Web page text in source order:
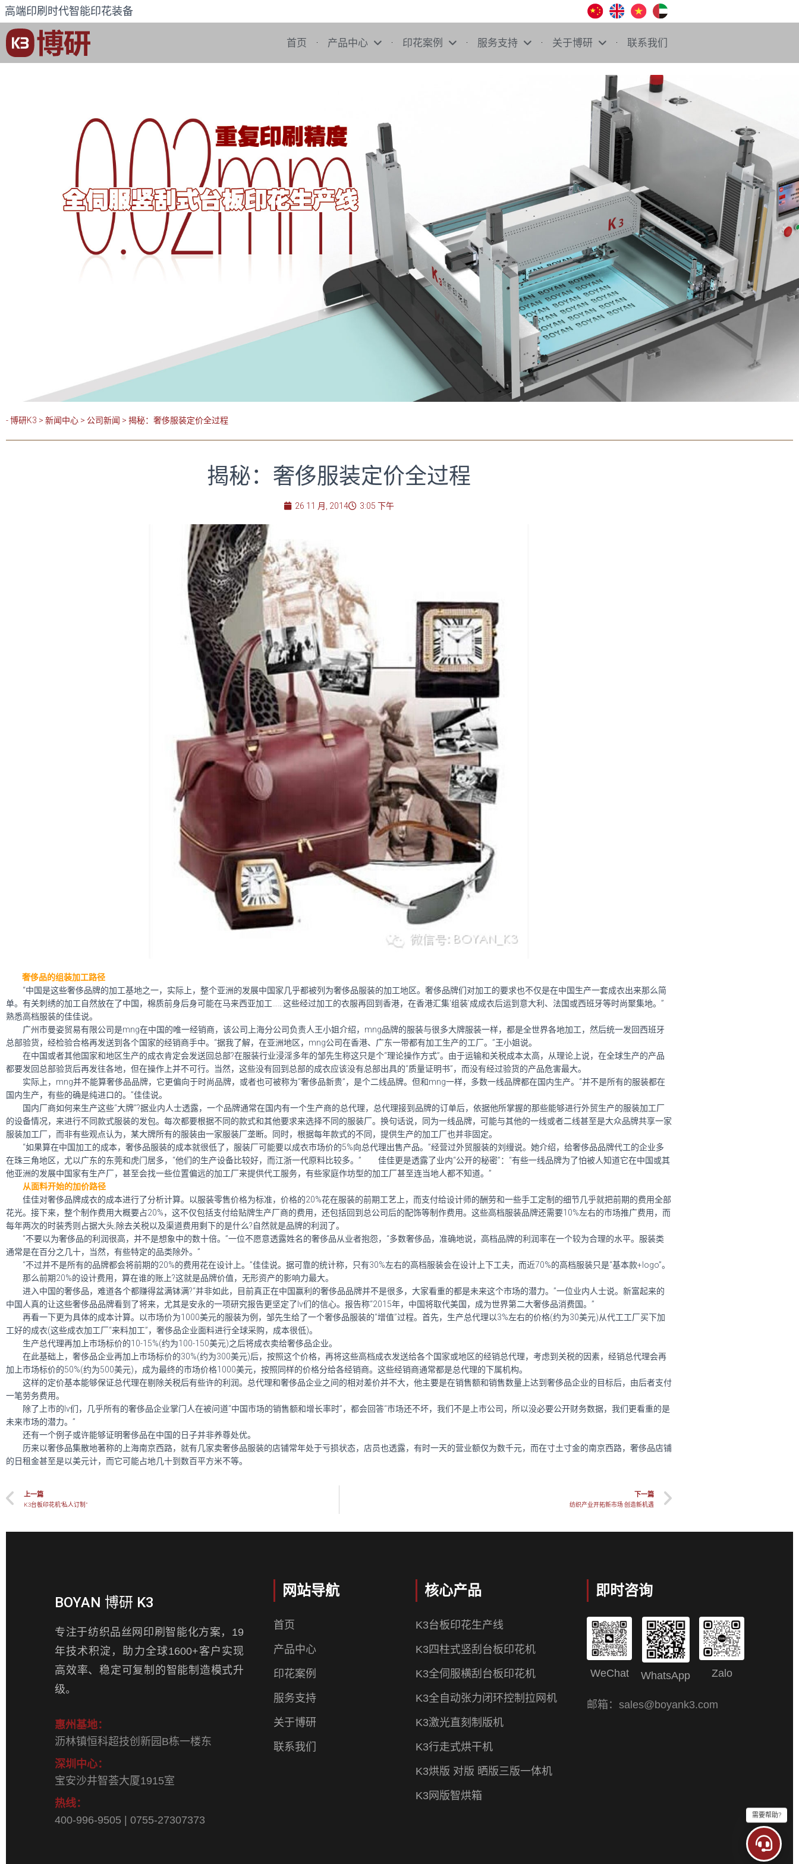
高端印刷时代智能印花装备
首页 产品中心 印花案例 服务支持 关于博研 联系我们
需要帮助?
- 博研K3 > 新闻中心 > 公司新闻 > 揭秘：奢侈服装定价全过程
揭秘：奢侈服装定价全过程
26 11 月, 2014 3:05 下午
奢侈品的组装加工路径
“中国是这些奢侈品牌的加工基地之一，实际上，整个亚洲的发展中国家几乎都被列为奢侈品服装的加工地区。奢侈品牌们对加工的要求也不仅是在中国生产一套成衣出来那么简
单。有关刺绣的加工自然放在了中国，棉质前身后身可能在马来西亚加工……这些经过加工的衣服再回到香港，在香港汇集‘组装’成成衣后运到意大利、法国或西班牙等时尚聚集地。”
熟悉高档服装的佳佳说。
广州市曼姿贸易有限公司是mng在中国的唯一经销商，该公司上海分公司负责人王小姐介绍，mng品牌的服装与很多大牌服装一样，都是全世界各地加工，然后统一发回西班牙
总部验货，经检验合格再发送到各个国家的经销商手中。“据我了解，在亚洲地区，mng公司在香港、广东一带都有加工生产的工厂。”王小姐说。
在中国或者其他国家和地区生产的成衣肯定会发送回总部?在服装行业浸淫多年的邹先生称这只是个“理论操作方式”。由于运输和关税成本太高，从理论上说，在全球生产的产品
都要发回总部验货后再发往各地，但在操作上并不可行。当然，这些没有回到总部的成衣应该没有总部出具的“质量证明书”，而没有经过验货的产品危害最大。
实际上，mng并不能算奢侈品品牌，它更偏向于时尚品牌，或者也可被称为“奢侈品新贵”，是个二线品牌。但和mng一样，多数一线品牌都在国内生产。“并不是所有的服装都在
国内生产，有些的确是纯进口的。”佳佳说。
国内厂商如何来生产这些“大牌”?据业内人士透露，一个品牌通常在国内有一个生产商的总代理，总代理接到品牌的订单后，依据他所掌握的那些能够进行外贸生产的服装加工厂
的设备情况，来进行不同款式服装的发包。每次都要根据不同的款式和其他要求来选择不同的服装厂。换句话说，同为一线品牌，可能与其他的一线或者二线甚至是大众品牌共享一家
服装加工厂，而非有些观点认为，某大牌所有的服装由一家服装厂垄断。同时，根据每年款式的不同，提供生产的加工厂也并非固定。
“如果算在中国加工的成本，奢侈品服装的成本就很低了，服装厂可能要以成衣市场价的5%向总代理出售产品。”经营过外贸服装的刘缦说。她介绍，给奢侈品品牌代工的企业多
在珠三角地区，尤以广东的东莞和虎门居多，“他们的生产设备比较好，而江浙一代原料比较多。” 佳佳更是透露了业内“公开的秘密”：“有些一线品牌为了怕被人知道它在中国或其
他亚洲的发展中国家有生产厂，甚至会找一些位置偏远的加工厂来提供代工服务，有些家庭作坊型的加工厂甚至连当地人都不知道。”
从面料开始的加价路径
佳佳对奢侈品牌成衣的成本进行了分析计算。以服装零售价格为标准，价格的20%花在服装的前期工艺上，而支付给设计师的酬劳和一些手工定制的细节几乎就把前期的费用全部
花光。接下来，整个制作费用大概要占20%，这不仅包括支付给贴牌生产厂商的费用，还包括回到总公司后的配饰等制作费用。这些高档服装品牌还需要10%左右的市场推广费用，而
每年两次的时装秀则占据大头;除去关税以及渠道费用剩下的是什么?自然就是品牌的利润了。
“不要以为奢侈品的利润很高，并不是想象中的数十倍。”一位不愿意透露姓名的奢侈品从业者抱怨，“多数奢侈品，准确地说，高档品牌的利润率在一个较为合理的水平。服装类
通常是在百分之几十，当然，有些特定的品类除外。”
“不过并不是所有的品牌都会将前期的20%的费用花在设计上。”佳佳说。据可靠的统计称，只有30%左右的高档服装会在设计上下工夫，而近70%的高档服装只是“基本款+logo”。
那么前期20%的设计费用，算在谁的账上?这就是品牌价值，无形资产的影响力最大。
进入中国的奢侈品，难道各个都赚得盆满钵满?“并非如此，目前真正在中国赢利的奢侈品品牌并不是很多，大家看重的都是未来这个市场的潜力。”一位业内人士说。新富起来的
中国人真的让这些奢侈品品牌看到了将来，尤其是安永的一项研究报告更坚定了lv们的信心。报告称“2015年，中国将取代美国，成为世界第二大奢侈品消费国。”
再看一下更为具体的成本计算。以市场价为1000美元的服装为例，邹先生给了一个奢侈品服装的“增值”过程。首先，生产总代理以3%左右的价格(约为30美元)从代工工厂买下加
工好的成衣(这些成衣加工厂“来料加工”，奢侈品企业面料进行全球采购，成本很低)。
生产总代理再加上市场标价的10-15%(约为100-150美元)之后将成衣卖给奢侈品企业。
在此基础上，奢侈品企业再加上市场标价的30%(约为300美元)后，按照这个价格，再将这些高档成衣发送给各个国家或地区的经销总代理，考虑到关税的因素，经销总代理会再
加上市场标价的50%(约为500美元)，成为最终的市场价格1000美元，按照同样的价格分给各经销商。这些经销商通常都是总代理的下属机构。
这样的定价基本能够保证总代理在剔除关税后有些许的利润。总代理和奢侈品企业之间的相对差价并不大，他主要是在销售额和销售数量上达到奢侈品企业的目标后，由后者支付
一笔劳务费用。
除了上市的lv们，几乎所有的奢侈品企业掌门人在被问道“中国市场的销售额和增长率时”，都会回答“市场还不坏，我们不是上市公司，所以没必要公开财务数据，我们更看重的是
未来市场的潜力。”
还有一个例子或许能够证明奢侈品在中国的日子并非养尊处优。
历来以奢侈品集散地著称的上海南京西路，就有几家卖奢侈品服装的店铺常年处于亏损状态，店员也透露，有时一天的营业额仅为数千元，而在寸土寸金的南京西路，奢侈品店铺
的日租金甚至是以美元计，而它可能占地几十到数百平方米不等。
上一篇
K3台板印花机“私人订制”
下一篇
纺织产业开拓新市场 创造新机遇
BOYAN 博研 K3
专注于纺织品丝网印刷智能化方案，19
年技术积淀，助力全球1600+客户实现
高效率、稳定可复制的智能制造模式升
级。
惠州基地：
沥林镇恒科超技创新园B栋一楼东
深圳中心：
宝安沙井智荟大厦1915室
热线：
400-996-9505 | 0755-27307373
网站导航
首页
产品中心
印花案例
服务支持
关于博研
联系我们
核心产品
K3台板印花生产线
K3四柱式竖刮台板印花机
K3全伺服横刮台板印花机
K3全自动张力闭环控制拉网机
K3激光直刻制版机
K3行走式烘干机
K3烘版 对版 晒版三版一体机
K3网版智烘箱
即时咨询
WeChat WhatsApp Zalo
邮箱：sales@boyank3.com